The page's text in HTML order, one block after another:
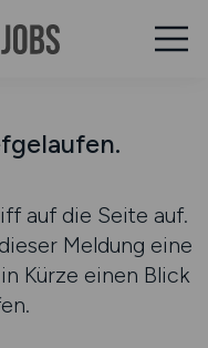
auf die Seite auf.
Meldung eine
Kürze einen Blick